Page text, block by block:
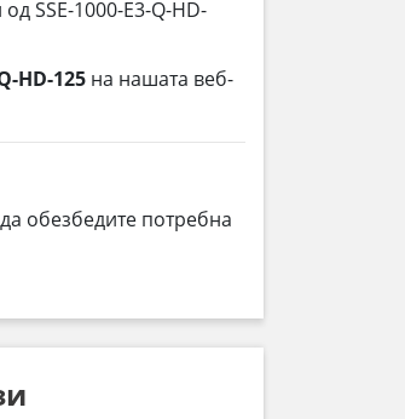
SSE-1000-E3-Q-HD-
HD-125 на нашата веб-
обезбедите потребна